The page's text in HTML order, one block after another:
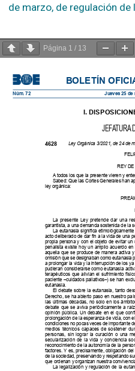
de marzo, de regulación de
Página 1 / 13